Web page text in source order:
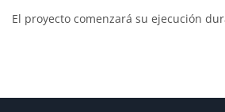
El proyecto comenzará su ejecución